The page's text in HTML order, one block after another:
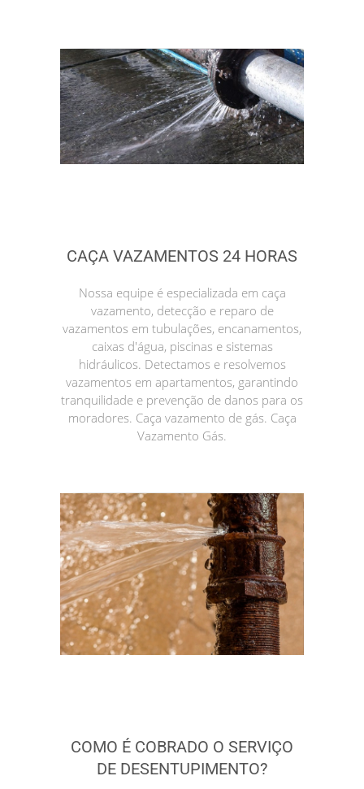
CAÇA VAZAMENTOS 24 HORAS
Nossa equipe é especializada em caça
vazamento, detecção e reparo de
vazamentos em tubulações, encanamentos,
caixas d'água, piscinas e sistemas
hidráulicos. Detectamos e resolvemos
vazamentos em apartamentos, garantindo
tranquilidade e prevenção de danos para os
moradores. Caça vazamento de gás. Caça
Vazamento Gás.
COMO É COBRADO O SERVIÇO
DE DESENTUPIMENTO?